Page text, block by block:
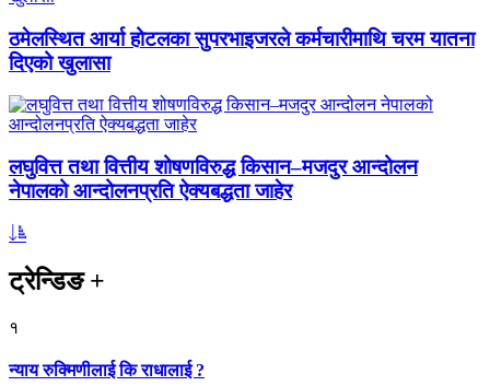
ठमेलस्थित आर्या होटलका सुपरभाइजरले कर्मचारीमाथि चरम यातना
दिएको खुलासा
लघुवित्त तथा वित्तीय शोषणविरुद्ध किसान–मजदुर आन्दोलन
नेपालको आन्दोलनप्रति ऐक्यबद्धता जाहेर
ट्रेन्डिङ+
१
न्याय रुक्मिणीलाई कि राधालाई ?